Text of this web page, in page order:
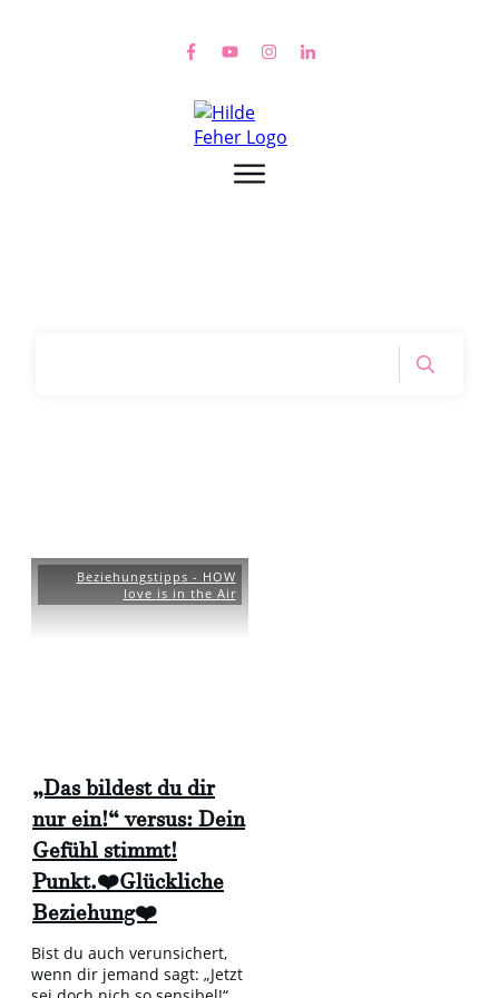
Beziehungstipps - HOW
love is in the Air
„Das bildest du dir
nur ein!“ versus: Dein
Gefühl stimmt!
Punkt.❤️Glückliche
Beziehung❤️
Bist du auch verunsichert,
wenn dir jemand sagt: „Jetzt